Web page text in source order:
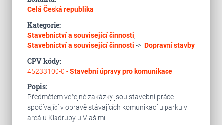
Celá Česká republika
Kategorie:
Stavebnictví a související činnosti,
Stavebnictví a související činnosti -> Dopravní stavby
CPV kódy:
45233100-0 -Stavební úpravy pro komunikace
Popis:
Předmětem veřejné zakázky jsou stavební práce
spočívající v opravě stávajících komunikací u parku v
areálu Kladruby u Vlašimi.